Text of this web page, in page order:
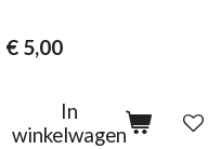
€ 5,00
In
winkelwagen